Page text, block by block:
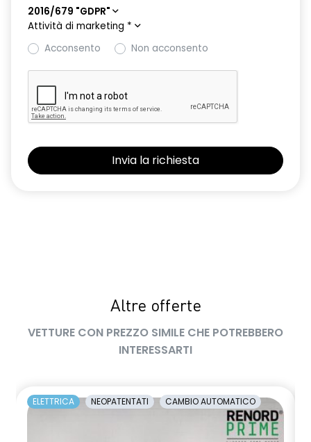
2016/679 "GDPR"
Attività di marketing *
Acconsento
Non acconsento
Altre offerte
VETTURE CON PREZZO SIMILE CHE POTREBBERO
INTERESSARTI
ELETTRICA NEOPATENTATI CAMBIO AUTOMATICO